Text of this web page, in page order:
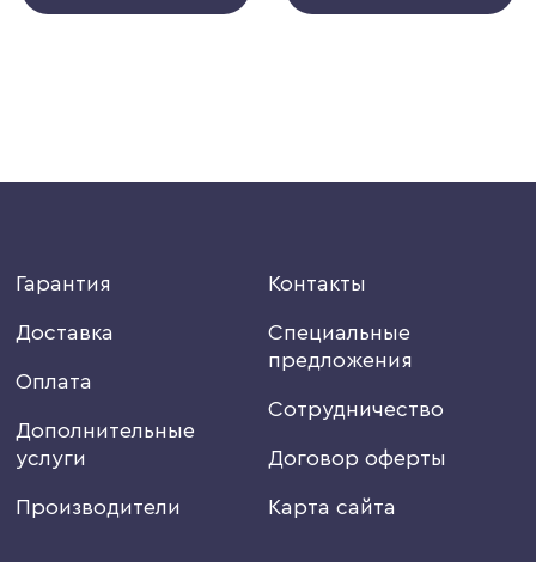
Гарантия
Доставка
Оплата
Дополнительные
услуги
Производители
Контакты
Специальные
предложения
Сотрудничество
Договор оферты
Карта сайта